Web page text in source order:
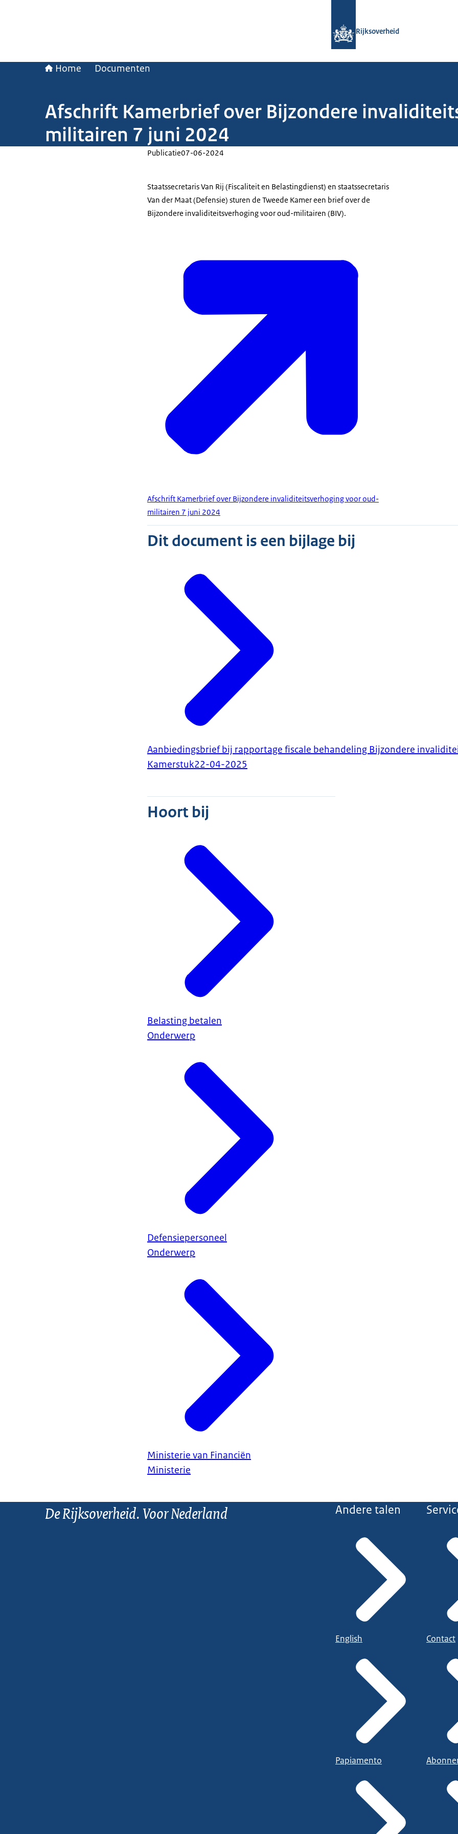
Rijksoverheid
Home Documenten
Afschrift Kamerbrief over Bijzondere
militairen 7 juni 2024
Publicatie07-06-2024
Staatssecretaris Van Rij (Fiscaliteit en Belastingdienst) en staatssecretaris
Van der Maat (Defensie) sturen de Tweede Kamer een brief over de
Bijzondere invaliditeitsverhoging voor oud-militairen (BIV).
Afschrift Kamerbrief over Bijzondere invaliditeitsverhoging voor oud-
militairen 7 juni 2024
Dit document is een bijlage bij
Aanbiedingsbrief bij rapportage fiscale behandeling Bijzondere
Kamerstuk22-04-2025
Hoort bij
Belasting betalen
Onderwerp
Defensiepersoneel
Onderwerp
Ministerie van Financiën
Ministerie
De Rijksoverheid. Voor Nederland Andere talen
English
Papiamento
Contact